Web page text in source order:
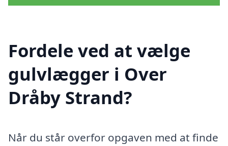
Fordele ved at vælge
gulvlægger i Over
Dråby Strand?
Når du står overfor opgaven med at finde